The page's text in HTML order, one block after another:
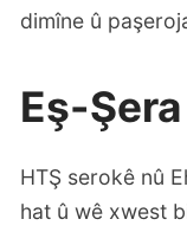
dimîne û
Eş-
HTŞ serokê nû
hat û wê xwest